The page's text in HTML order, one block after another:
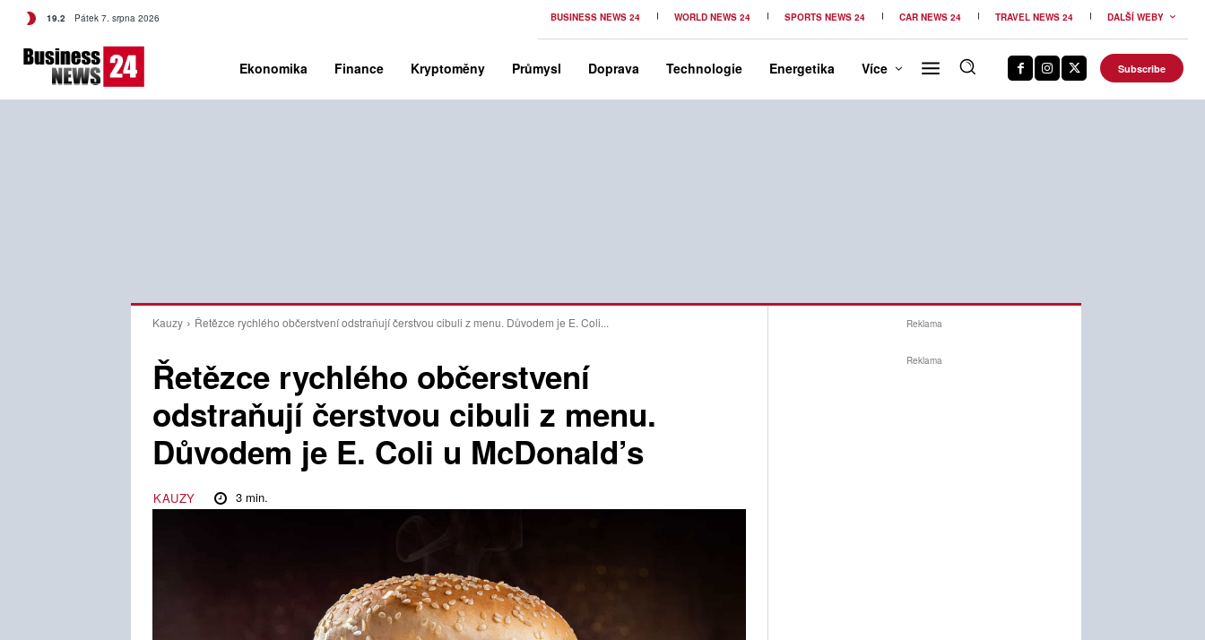
19.2 C Czech
Pátek 7. srpna 2026 BUSINESS NEWS 24 WORLD NEWS 24 SPORTS NEWS 24 CAR NEWS 24 TRAVEL NEWS 24 DALŠÍ WEBY
Ekonomika Finance Kryptoměny Průmysl Doprava Technologie Energetika Více Subscribe
Kauzy Řetězce rychlého občerstvení odstraňují čerstvou cibuli z menu. Důvodem je E. Coli...
Řetězce rychlého občerstvení
odstraňují čerstvou cibuli z menu.
Důvodem je E. Coli u McDonald’s
KAUZY 3min.
Reklama
Reklama